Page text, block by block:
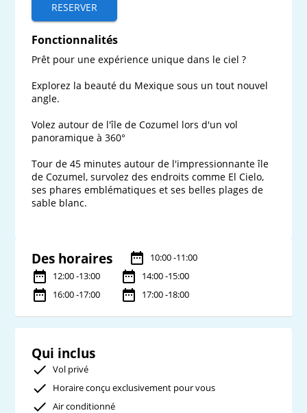
RESERVER
Fonctionnalités
Prêt pour une expérience unique dans le ciel ?
Explorez la beauté du Mexique sous un tout nouvel
angle.
Volez autour de l'île de Cozumel lors d'un vol
panoramique à 360°
Tour de 45 minutes autour de l'impressionnante île
de Cozumel, survolez des endroits comme El Cielo,
ses phares emblématiques et ses belles plages de
sable blanc.
Des horaires
10:00 -11:00
12:00 -13:00
14:00 -15:00
16:00 -17:00
17:00 -18:00
Qui inclus
Vol privé
Horaire conçu exclusivement pour vous
Air conditionné